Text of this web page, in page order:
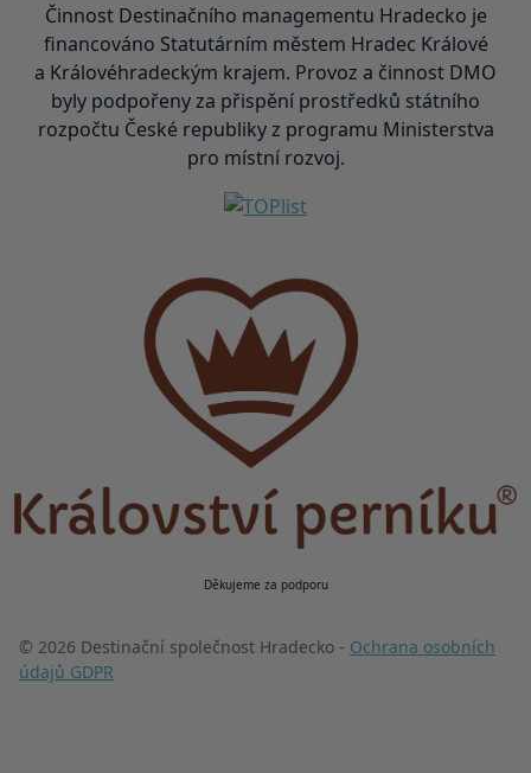
Činnost Destinačního managementu Hradecko je
financováno Statutárním městem Hradec Králové
a Královéhradeckým krajem. Provoz a činnost DMO
byly podpořeny za přispění prostředků státního
rozpočtu České republiky z programu Ministerstva
pro místní rozvoj.
Děkujeme za podporu
© 2026 Destinační společnost Hradecko - Ochrana osobních
údajů GDPR